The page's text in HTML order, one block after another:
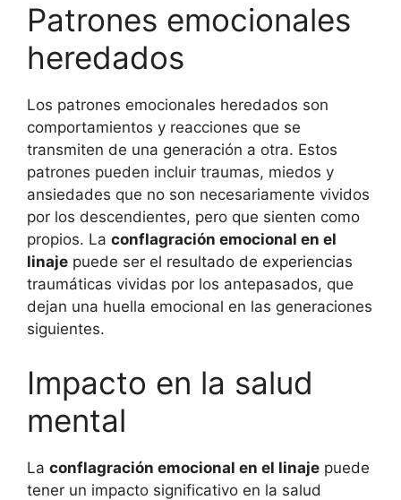
Patrones emocionales
heredados
Los patrones emocionales heredados son
comportamientos y reacciones que se
transmiten de una generación a otra. Estos
patrones pueden incluir traumas, miedos y
ansiedades que no son necesariamente vividos
por los descendientes, pero que sienten como
propios. La conflagración emocional en el
linaje puede ser el resultado de experiencias
traumáticas vividas por los antepasados, que
dejan una huella emocional en las generaciones
siguientes.
Impacto en la salud
mental
La conflagración emocional en el linaje puede
tener un impacto significativo en la salud